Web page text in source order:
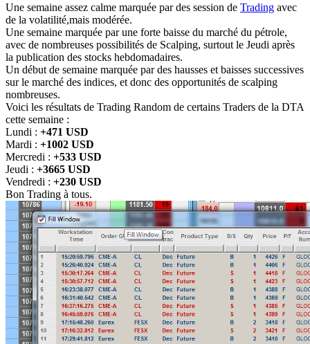
Une semaine assez calme marquée par des session de Trading avec
de la volatilité,mais modérée.
Une semaine marquée par une forte baisse du marché du pétrole,
avec de nombreuses possibilités de Scalping, surtout le Jeudi après
la publication des stocks hebdomadaires.
Un début de semaine marquée par des hausses et baisses successives
sur le marché des indices, et donc des opportunités de scalping
nombreuses.
Voici les résultats de Trading Random de certains Traders de la DTA
cette semaine :
Lundi : +471 USD
Mardi : +1002 USD
Mercredi : +533 USD
Jeudi : +3665 USD
Vendredi : +230 USD
Bon Trading à tous.